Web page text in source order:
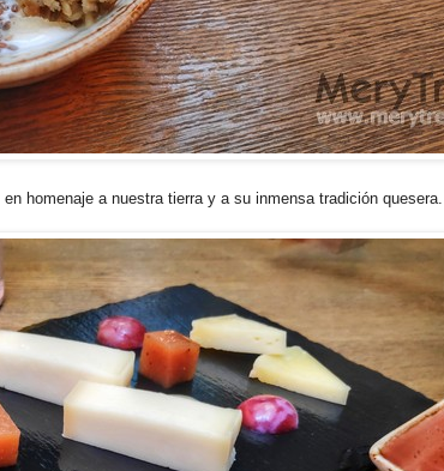
en homenaje a nuestra tierra y a su inmensa tradición quesera.